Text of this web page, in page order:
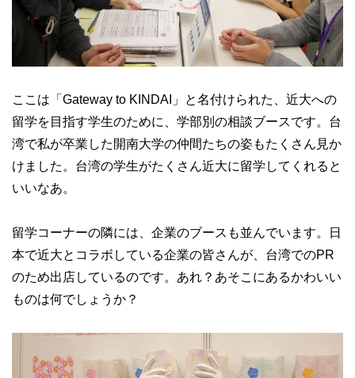
ここは「Gateway to KINDAI」と名付けられた、近大への
留学を目指す学生のために、学部別の相談ブースです。台
湾で私が卒業した開南大学の仲間たちの姿もたくさん見か
けました。台湾の学生がたくさん近大に留学してくれると
いいなあ。
留学コーナーの隣には、企業のブースも並んでいます。日
本で近大とコラボしている企業の皆さんが、台湾でのPR
のため出店しているのです。あれ？あそこにあるかわいい
ものは何でしょうか？